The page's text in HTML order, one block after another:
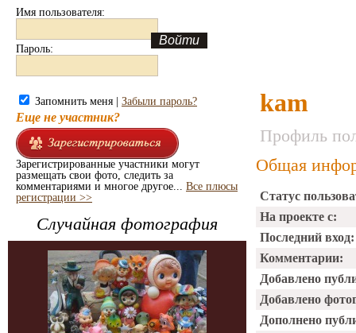
Имя пользователя:
Пароль:
Запомнить меня | Забыли пароль?
Еще не участник?
Зарегистрированные участники могут
размещать свои фото, следить за
комментариями и многое другое... Все плюсы
регистрации >>
Случайная фотография
kam
Профиль
Общая
Статус
На проекте с:
Последний вход:
Комментарии:
Добавлено
Добавлено
Дополнено